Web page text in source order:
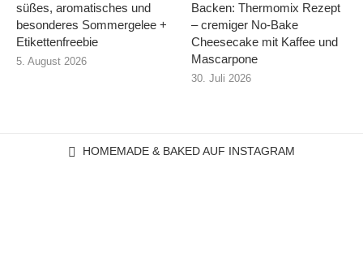
süßes, aromatisches und
besonderes Sommergelee +
Etikettenfreebie
5. August 2026
Backen: Thermomix Rezept
– cremiger No-Bake
Cheesecake mit Kaffee und
Mascarpone
30. Juli 2026
HOMEMADE & BAKED AUF INSTAGRAM